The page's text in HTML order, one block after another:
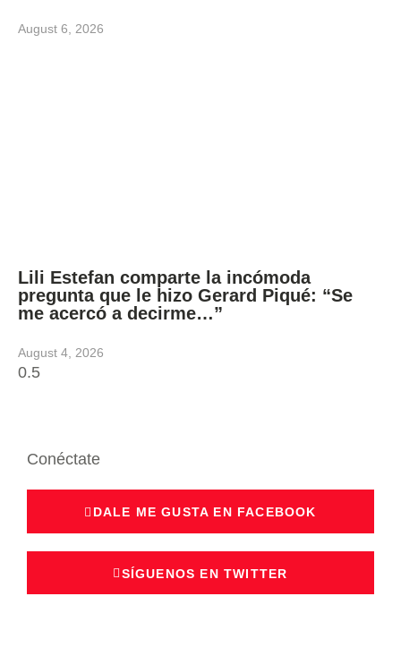
August 6, 2026
Lili Estefan comparte la incómoda
pregunta que le hizo Gerard Piqué: “Se
me acercó a decirme…”
August 4, 2026
Conéctate
DALE ME GUSTA EN FACEBOOK
SÍGUENOS EN TWITTER